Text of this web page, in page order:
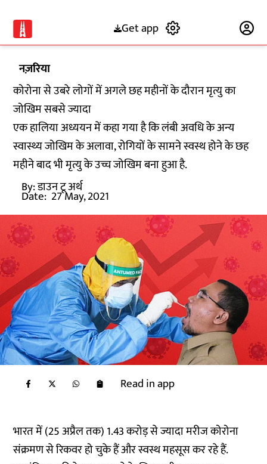
Get app
नज़रिया
कोरोना से उबरे लोगों में अगले छह महीनों के दौरान मृत्यु का
जोखिम सबसे ज्यादा
एक हालिया अध्ययन में कहा गया है कि लंबी अवधि के अन्य
स्वास्थ्य जोखिम के अलावा, रोगियों के सामने स्वस्थ होने के छह
महीने बाद भी मृत्यु के उच्च जोखिम बना हुआ है.
By:डाउन टू अर्थ
Date: 27 May, 2021
Read in app
भारत में (25 अप्रैल तक) 1.43 करोड़ से ज्यादा मरीज कोरोना
संक्रमण से रिकवर हो चुके हैं और स्वस्थ महसूस कर रहे हैं.